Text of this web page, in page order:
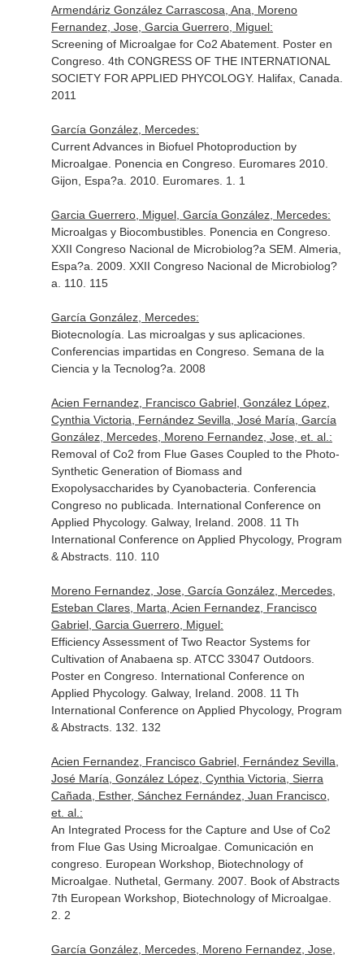
Armendáriz González Carrascosa, Ana, Moreno
Fernandez, Jose, Garcia Guerrero, Miguel:
Screening of Microalgae for Co2 Abatement. Poster en
Congreso. 4th CONGRESS OF THE INTERNATIONAL
SOCIETY FOR APPLIED PHYCOLOGY. Halifax, Canada.
2011
García González, Mercedes:
Current Advances in Biofuel Photoproduction by
Microalgae. Ponencia en Congreso. Euromares 2010.
Gijon, Espa?a. 2010. Euromares. 1. 1
Garcia Guerrero, Miguel, García González, Mercedes:
Microalgas y Biocombustibles. Ponencia en Congreso.
XXII Congreso Nacional de Microbiolog?a SEM. Almeria,
Espa?a. 2009. XXII Congreso Nacional de Microbiolog?
a. 110. 115
García González, Mercedes:
Biotecnología. Las microalgas y sus aplicaciones.
Conferencias impartidas en Congreso. Semana de la
Ciencia y la Tecnolog?a. 2008
Acien Fernandez, Francisco Gabriel, González López,
Cynthia Victoria, Fernández Sevilla, José María, García
González, Mercedes, Moreno Fernandez, Jose, et. al.:
Removal of Co2 from Flue Gases Coupled to the Photo-
Synthetic Generation of Biomass and
Exopolysaccharides by Cyanobacteria. Conferencia
Congreso no publicada. International Conference on
Applied Phycology. Galway, Ireland. 2008. 11 Th
International Conference on Applied Phycology, Program
& Abstracts. 110. 110
Moreno Fernandez, Jose, García González, Mercedes,
Esteban Clares, Marta, Acien Fernandez, Francisco
Gabriel, Garcia Guerrero, Miguel:
Efficiency Assessment of Two Reactor Systems for
Cultivation of Anabaena sp. ATCC 33047 Outdoors.
Poster en Congreso. International Conference on
Applied Phycology. Galway, Ireland. 2008. 11 Th
International Conference on Applied Phycology, Program
& Abstracts. 132. 132
Acien Fernandez, Francisco Gabriel, Fernández Sevilla,
José María, González López, Cynthia Victoria, Sierra
Cañada, Esther, Sánchez Fernández, Juan Francisco,
et. al.:
An Integrated Process for the Capture and Use of Co2
from Flue Gas Using Microalgae. Comunicación en
congreso. European Workshop, Biotechnology of
Microalgae. Nuthetal, Germany. 2007. Book of Abstracts
7th European Workshop, Biotechnology of Microalgae.
2. 2
García González, Mercedes, Moreno Fernandez, Jose,